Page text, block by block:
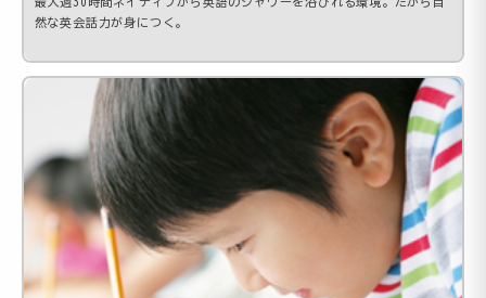
然な英会話力が身につく。